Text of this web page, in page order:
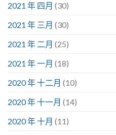
2021 年 四月 (30)
2021 年 三月 (30)
2021 年 二月 (25)
2021 年 一月 (18)
2020 年 十二月 (10)
2020 年 十一月 (14)
2020 年 十月 (11)